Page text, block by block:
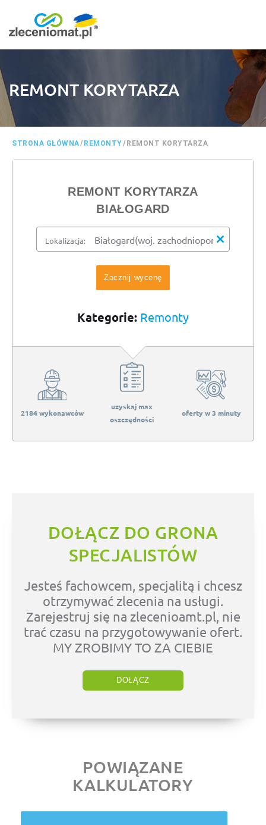
REMONT KORYTARZA
STRONA GŁÓWNA/ REMONTY/ REMONT KORYTARZA
REMONT KORYTARZA
BIAŁOGARD
Lokalizacja:
Zacznij wycenę
Kategorie: Remonty
2184 wykonawców
uzyskaj max
oszczędności
oferty w 3 minuty
DOŁĄCZ DO GRONA
SPECJALISTÓW
Jesteś fachowcem, specjalitą i chcesz
otrzymywać zlecenia na usługi.
Zarejestruj się na zlecenioamt.pl, nie
trać czasu na przygotowywanie ofert.
MY ZROBIMY TO ZA CIEBIE
DOŁĄCZ
POWIĄZANE
KALKULATORY